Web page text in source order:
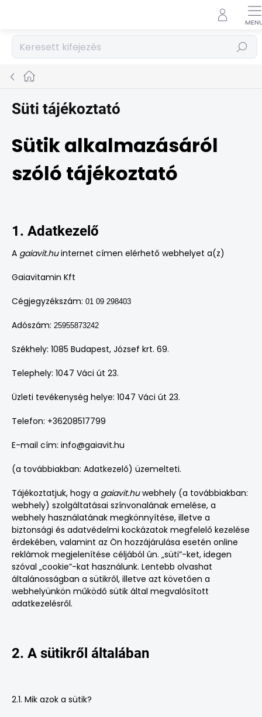
tartalomhoz
Keresés
Kezdőlap
Süti tájékoztató
Sütik alkalmazásáról
szóló tájékoztató
1. Adatkezelő
A gaiavit.huinternet címen elérhető webhelyet a(z)
Gaiavitamin Kft
Cégjegyzékszám: 01 09 298403
Adószám: 25955873242
Székhely: 1085 Budapest, József krt. 69.
Telephely: 1047 Váci út 23.
Üzleti tevékenység helye: 1047 Váci út 23.
Telefon: +36208517799
E-mail cím: info@gaiavit.hu
(a továbbiakban: Adatkezelő) üzemelteti.
Tájékoztatjuk, hogy a gaiavit.huwebhely (a továbbiakban:
webhely) szolgáltatásai színvonalának emelése, a
webhely használatának megkönnyítése, illetve a
biztonsági és adatvédelmi kockázatok megfelelő kezelése
érdekében, valamint az Ön hozzájárulása esetén online
reklámok megjelenítése céljából ún. „süti”-ket, idegen
szóval „cookie”-kat használunk. Lentebb olvashat
általánosságban a sütikről, illetve azt követően a
webhelyünkön működő sütik által megvalósított
adatkezelésről.
2. A sütikről általában
2.1. Mik azok a sütik?